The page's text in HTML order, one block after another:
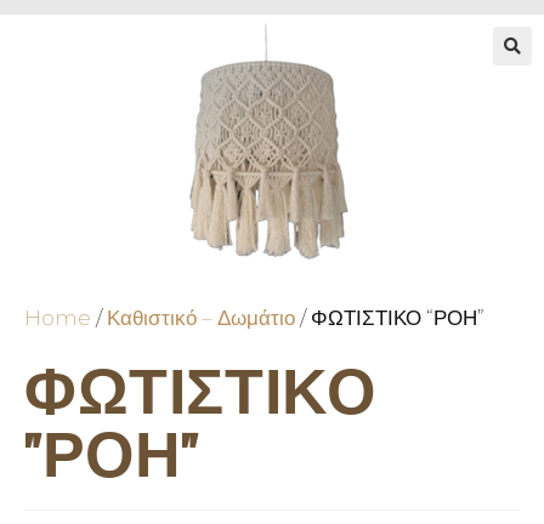
Home / Καθιστικό – Δωμάτιο / ΦΩΤΙΣΤΙΚΟ “ΡΟΗ”
ΦΩΤΙΣΤΙΚΟ
"ΡΟΗ"